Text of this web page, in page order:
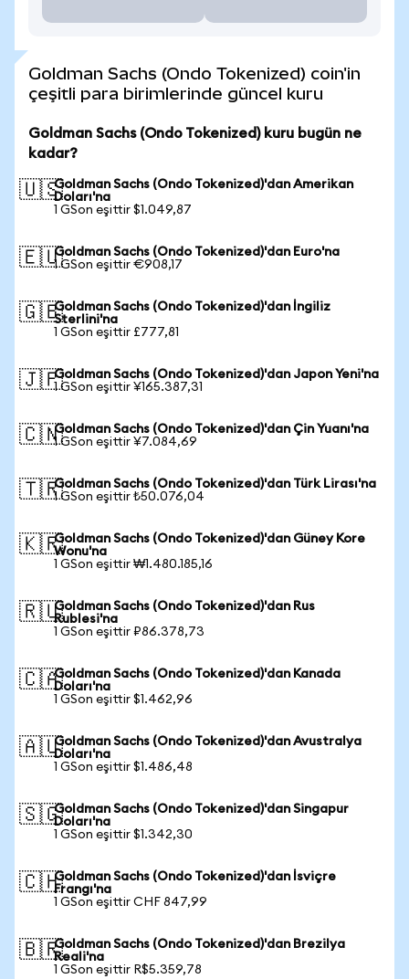
Goldman Sachs (Ondo Tokenized) coin'in
çeşitli para birimlerinde güncel kuru
Goldman Sachs (Ondo Tokenized) kuru bugün ne
kadar?
🇺🇸Goldman Sachs (Ondo Tokenized)'dan Amerikan
Doları'na
1 GSon eşittir $1.049,87
🇪🇺Goldman Sachs (Ondo Tokenized)'dan Euro'na
1 GSon eşittir €908,17
🇬🇧Goldman Sachs (Ondo Tokenized)'dan İngiliz
Sterlini'na
1 GSon eşittir £777,81
🇯🇵Goldman Sachs (Ondo Tokenized)'dan Japon Yeni'na
1 GSon eşittir ¥165.387,31
🇨🇳Goldman Sachs (Ondo Tokenized)'dan Çin Yuanı'na
1 GSon eşittir ¥7.084,69
🇹🇷Goldman Sachs (Ondo Tokenized)'dan Türk Lirası'na
1 GSon eşittir ₺50.076,04
🇰🇷Goldman Sachs (Ondo Tokenized)'dan Güney Kore
Wonu'na
1 GSon eşittir ₩1.480.185,16
🇷🇺Goldman Sachs (Ondo Tokenized)'dan Rus
Rublesi'na
1 GSon eşittir ₽86.378,73
🇨🇦Goldman Sachs (Ondo Tokenized)'dan Kanada
Doları'na
1 GSon eşittir $1.462,96
🇦🇺Goldman Sachs (Ondo Tokenized)'dan Avustralya
Doları'na
1 GSon eşittir $1.486,48
🇸🇬Goldman Sachs (Ondo Tokenized)'dan Singapur
Doları'na
1 GSon eşittir $1.342,30
🇨🇭Goldman Sachs (Ondo Tokenized)'dan İsviçre
Frangı'na
1 GSon eşittir CHF 847,99
🇧🇷Goldman Sachs (Ondo Tokenized)'dan Brezilya
Reali'na
1 GSon eşittir R$5.359,78